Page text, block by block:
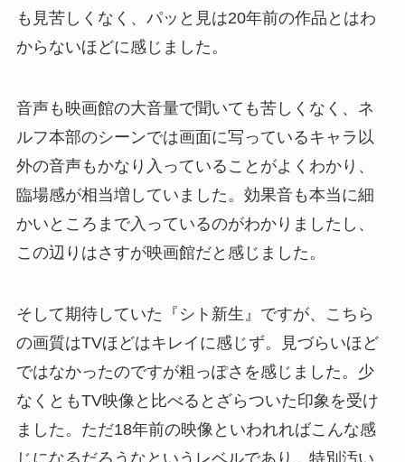
も見苦しくなく、パッと見は20年前の作品とはわ
からないほどに感じました。
音声も映画館の大音量で聞いても苦しくなく、ネ
ルフ本部のシーンでは画面に写っているキャラ以
外の音声もかなり入っていることがよくわかり、
臨場感が相当増していました。効果音も本当に細
かいところまで入っているのがわかりましたし、
この辺りはさすが映画館だと感じました。
そして期待していた『シト新生』ですが、こちら
の画質はTVほどはキレイに感じず。見づらいほど
ではなかったのですが粗っぽさを感じました。少
なくともTV映像と比べるとざらついた印象を受け
ました。ただ18年前の映像といわれればこんな感